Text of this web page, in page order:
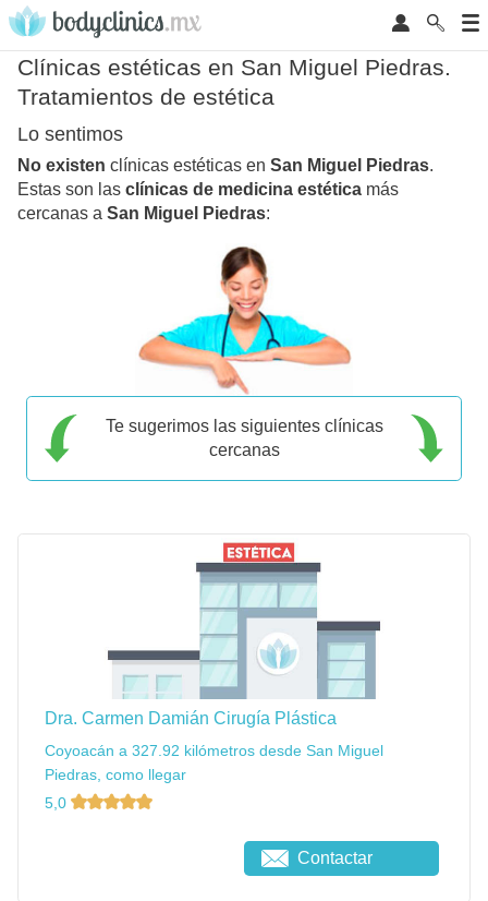
Clínicas estéticas en San Miguel Piedras.
Tratamientos de estética
Lo sentimos
No existen clínicas estéticas en San Miguel Piedras.
Estas son las clínicas de medicina estética más
cercanas a San Miguel Piedras:
Te sugerimos las siguientes clínicas
cercanas
Dra. Carmen Damián Cirugía Plástica
Coyoacán a 327.92 kilómetros desde San Miguel
Piedras, como llegar
5,0
Contactar